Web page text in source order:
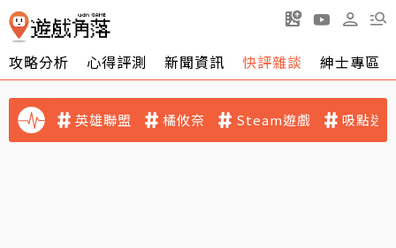
攻略分析 心得評測 新聞資訊 快評雜談 紳士專區
英雄聯盟 橘攸奈 Steam遊戲 吸點迷